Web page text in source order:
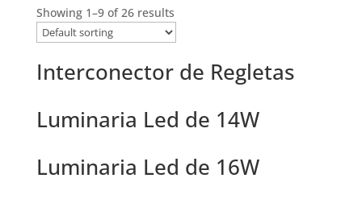
Showing 1–9 of 26 results
Interconector de Regletas
Luminaria Led de 14W
Luminaria Led de 16W